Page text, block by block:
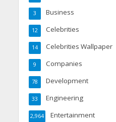
Business
3
Celebrities
12
Celebrities Wallpaper
14
Companies
9
Development
78
Engineering
33
Entertainment
2,964